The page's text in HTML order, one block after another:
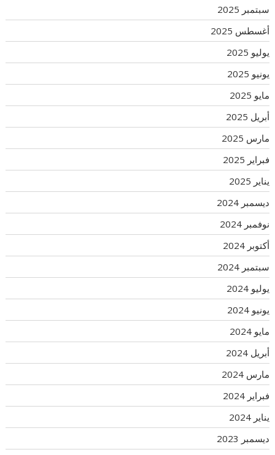
سبتمبر 2025
أغسطس 2025
يوليو 2025
يونيو 2025
مايو 2025
أبريل 2025
مارس 2025
فبراير 2025
يناير 2025
ديسمبر 2024
نوفمبر 2024
أكتوبر 2024
سبتمبر 2024
يوليو 2024
يونيو 2024
مايو 2024
أبريل 2024
مارس 2024
فبراير 2024
يناير 2024
ديسمبر 2023